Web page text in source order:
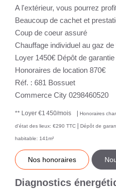
A l'extérieur, vous pourrez
Beaucoup de cachet et
Coup de coeur assuré
Chauffage individuel au gaz de
Loyer 1450€ Dépôt de
Honoraires de location 870€
Réf. : 681 Bossuet
Commerce City 0298460520
** Loyer €1 450/mois | Honoraires
d'état des lieux: €290 TTC | Dépôt de
habitable: 141m²
Nos honoraires
Diagnostics